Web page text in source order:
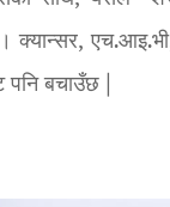
क्यान्सर,
पनि बचाउँछ |